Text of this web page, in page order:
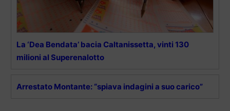
La ‘Dea Bendata’ bacia Caltanissetta, vinti 130
milioni al Superenalotto
Arrestato Montante: “spiava indagini a suo carico”